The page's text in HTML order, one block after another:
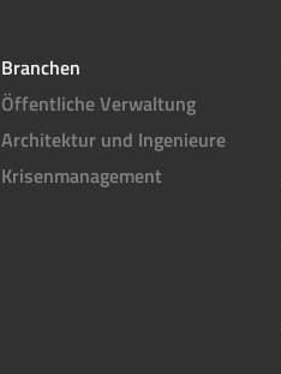
Branchen
Öffentliche Verwaltung
Architektur und Ingenieure
Krisenmanagement